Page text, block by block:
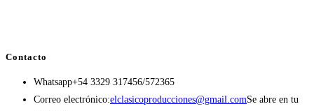
Contacto
Whatsapp+54 3329 317456/572365
Correo electrónico:elclasicoproducciones@gmail.comSe abre en tu